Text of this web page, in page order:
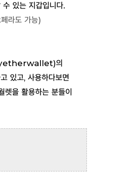
있는 지갑입니다.
라도 가능)
의
있고, 사용하다보면
을 활용하는 분들이